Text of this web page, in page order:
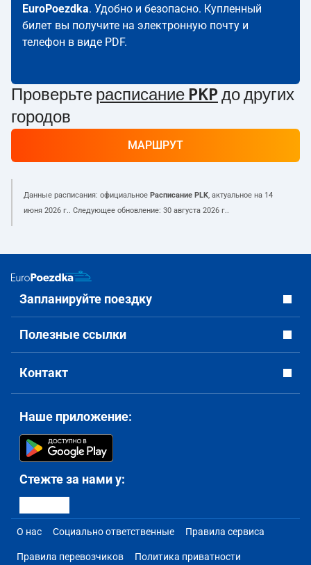
EuroPoezdka. Удобно и безопасно. Купленный
билет вы получите на электронную почту и
телефон в виде PDF.
Проверьте расписание PKP до других
городов
МАРШРУТ
Данные расписания: официальное Расписание PLK, актуальное на 14
июня 2026 г.. Следующее обновление: 30 августа 2026 г..
Запланируйте поездку
Полезные ссылки
Контакт
Наше приложение:
Стежте за нами у:
О нас Социально ответственные Правила сервиса
Правила перевозчиков Политика приватности